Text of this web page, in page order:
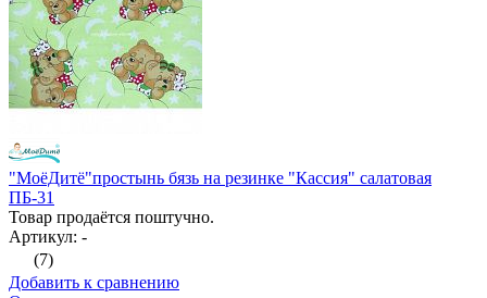
"МоёДитё"простынь бязь на резинке "Кассия" салатовая
ПБ-31
Товар продаётся поштучно.
Артикул: -
(7)
Добавить к сравнению